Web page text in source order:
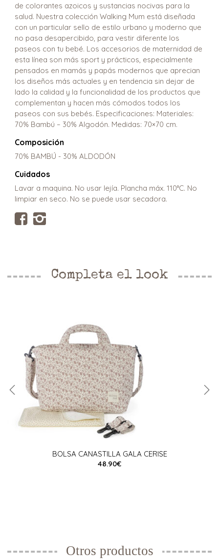
de colorantes azoicos y sustancias nocivas para la
salud. Nuestra colección Walking Mum está diseñada
con un particular sello de estilo urbano y moderno que
no pasa desapercibido, para vestir diferente los
paseos con tu bebé. Los accesorios de maternidad de
esta línea son más sport y prácticos, especialmente
pensados en mamás y papás modernos que aprecian
los diseños más actuales y en tendencia sin dejar de
lado la calidad y la funcionalidad de los productos que
complementan y hacen más cómodos todos los
paseos con sus bebés. Especificaciones: Materiales:
70% Bambú – 30% Algodón. Medidas: 70×70 cm.
Composición
70% BAMBÚ - 30% ALDODÓN
Cuidados
Lavar a maquina. No usar lejía. Plancha máx. 110°C. No
limpiar en seco. No se puede usar secadora.
Completa el look
BOLSA CANASTILLA GALA CERISE
48.90€
Otros productos